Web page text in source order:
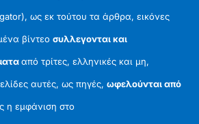
ως εκ τούτου τα άρθρα, εικόνες
βίντεοσυλλεγονται και
από τρίτες, ελληνικές και μη,
αυτές, ως πηγές,ωφελούνται από
η εμφάνιση στο